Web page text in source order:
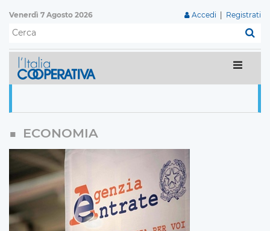
Venerdì 7 Agosto 2026 Accedi Registrati
ECONOMIA